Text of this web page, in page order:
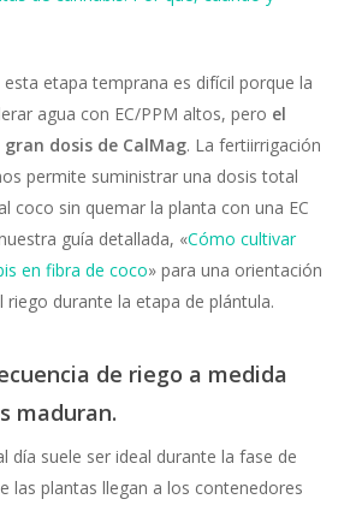
etapa temprana es difícil porque la
agua con EC/PPM altos, pero el
dosis de CalMag. La fertiirrigación
permite suministrar una dosis total
coco sin quemar la planta con una EC
guía detallada, «Cómo cultivar
en fibra de coco» para una orientación
riego durante la etapa de plántula.
de riego a medida
maduran.
día suele ser ideal durante la fase de
las plantas llegan a los contenedores